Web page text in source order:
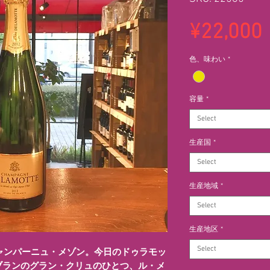
パーニュ・メゾン。今日のドゥラモッ
ンのグラン・クリュのひとつ、ル・メ
¥22,000
色、味わい *
容量 *
Select
生産国 *
Select
生産地域 *
Select
生産地区 *
Select